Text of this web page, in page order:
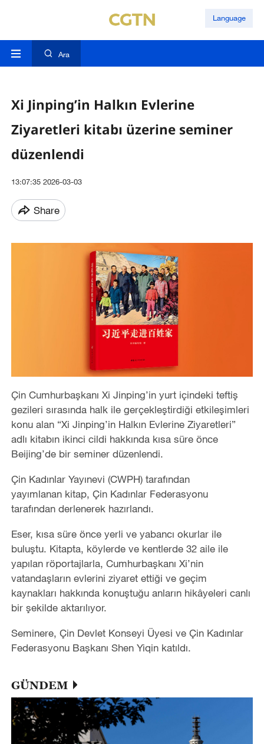
Language
Ara
Xi Jinping’in Halkın Evlerine
Ziyaretleri kitabı üzerine seminer
düzenlendi
13:07:35 2026-03-03
Share
Çin Cumhurbaşkanı Xi Jinping’in yurt içindeki teftiş
gezileri sırasında halk ile gerçekleştirdiği etkileşimleri
konu alan “Xi Jinping’in Halkın Evlerine Ziyaretleri”
adlı kitabın ikinci cildi hakkında kısa süre önce
Beijing’de bir seminer düzenlendi.
Çin Kadınlar Yayınevi (CWPH) tarafından
yayımlanan kitap, Çin Kadınlar Federasyonu
tarafından derlenerek hazırlandı.
Eser, kısa süre önce yerli ve yabancı okurlar ile
buluştu. Kitapta, köylerde ve kentlerde 32 aile ile
yapılan röportajlarla, Cumhurbaşkanı Xi’nin
vatandaşların evlerini ziyaret ettiği ve geçim
kaynakları hakkında konuştuğu anların hikâyeleri canlı
bir şekilde aktarılıyor.
Seminere, Çin Devlet Konseyi Üyesi ve Çin Kadınlar
Federasyonu Başkanı Shen Yiqin katıldı.
GÜNDEM